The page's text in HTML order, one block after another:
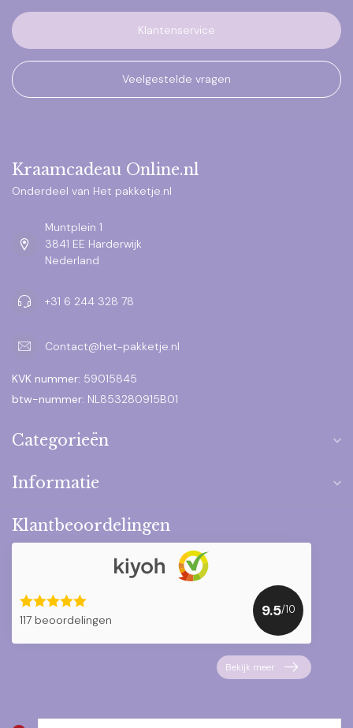
Klantenservice
Veelgestelde vragen
Kraamcadeau Online.nl
Onderdeel van Het pakketje.nl
Muntplein 1
3841 EE Harderwijk
Nederland
+31 6 244 328 78
Contact@het-pakketje.nl
KVK nummer: 59015845
btw-nummer: NL853280915B01
Categorieën
Informatie
Klantbeoordelingen
117 beoordelingen
9.5/10
Bekijk meer